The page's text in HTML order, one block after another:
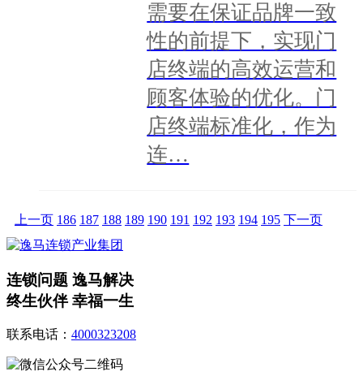
需要在保证品牌一致
性的前提下，实现门
店终端的高效运营和
顾客体验的优化。门
店终端标准化，作为
连…
上一页 186 187 188 189 190 191 192 193 194 195 下一页
连锁问题 逸马解决
终生伙伴 幸福一生
联系电话： 4000323208